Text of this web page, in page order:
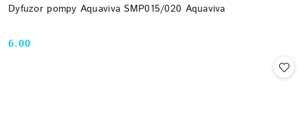
Dyfuzor pompy Aquaviva SMP015/020 Aquaviva
Cena:
6.00